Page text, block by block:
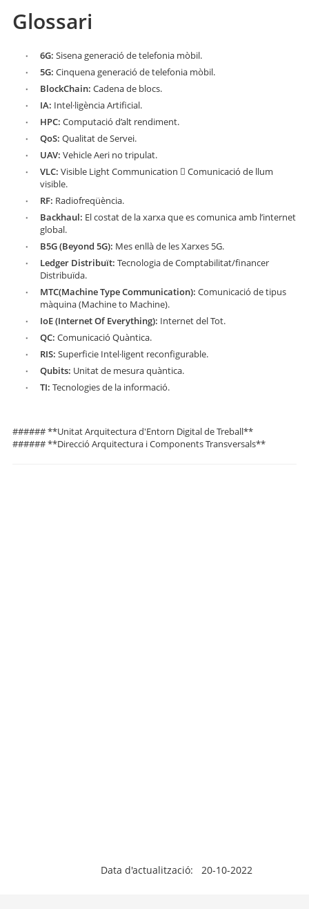
Glossari
6G: Sisena generació de telefonia mòbil.
5G: Cinquena generació de telefonia mòbil.
BlockChain: Cadena de blocs.
IA: Intel·ligència Artificial.
HPC: Computació d’alt rendiment.
QoS: Qualitat de Servei.
UAV: Vehicle Aeri no tripulat.
VLC: Visible Light Communication  Comunicació de llum
visible.
RF: Radiofreqüència.
Backhaul: El costat de la xarxa que es comunica amb l’internet
global.
B5G (Beyond 5G): Mes enllà de les Xarxes 5G.
Ledger Distribuït: Tecnologia de Comptabilitat/financer
Distribuïda.
MTC(Machine Type Communication): Comunicació de tipus
màquina (Machine to Machine).
IoE (Internet Of Everything): Internet del Tot.
QC: Comunicació Quàntica.
RIS: Superficie Intel·ligent reconfigurable.
Qubits: Unitat de mesura quàntica.
TI: Tecnologies de la informació.
###### **Unitat Arquitectura d'Entorn Digital de Treball**
###### **Direcció Arquitectura i Components Transversals**
Data d'actualització: 20-10-2022